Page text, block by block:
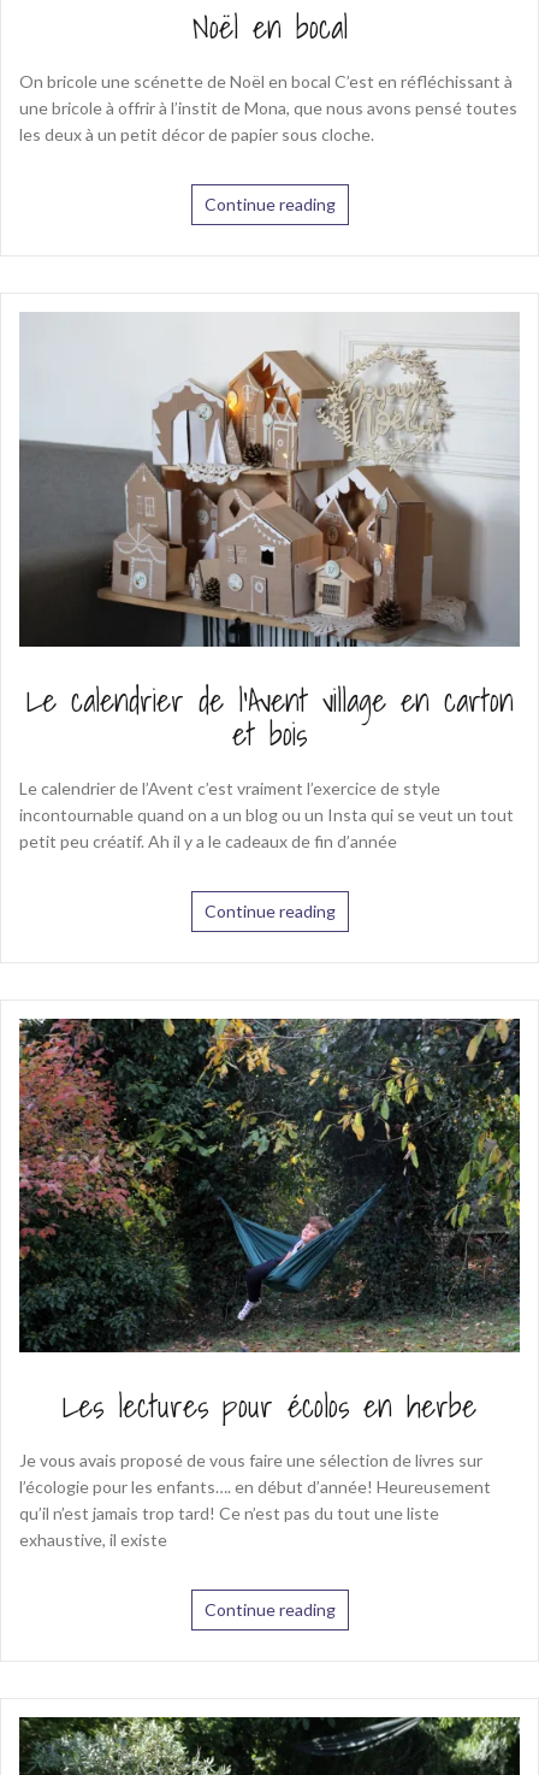
Noël en bocal
On bricole une scénette de Noël en bocal C’est en réfléchissant à
une bricole à offrir à l’instit de Mona, que nous avons pensé toutes
les deux à un petit décor de papier sous cloche.
Continue reading
Le calendrier de l’Avent village en carton
et bois
Le calendrier de l’Avent c’est vraiment l’exercice de style
incontournable quand on a un blog ou un Insta qui se veut un tout
petit peu créatif. Ah il y a le cadeaux de fin d’année
Continue reading
Les lectures pour écolos en herbe
Je vous avais proposé de vous faire une sélection de livres sur
l’écologie pour les enfants…. en début d’année! Heureusement
qu’il n’est jamais trop tard! Ce n’est pas du tout une liste
exhaustive, il existe
Continue reading